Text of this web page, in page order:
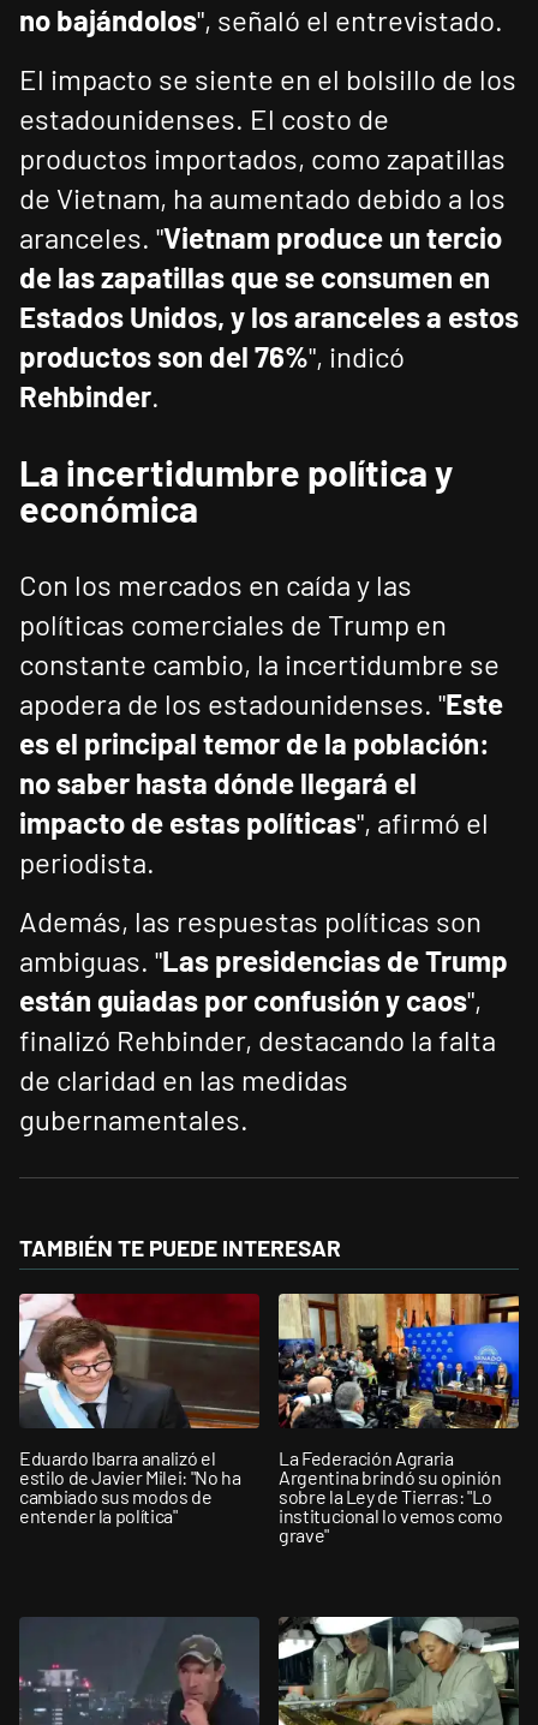
no bajándolos", señaló el entrevistado.
El impacto se siente en el bolsillo de los
estadounidenses. El costo de
productos importados, como zapatillas
de Vietnam, ha aumentado debido a los
aranceles. "Vietnam produce un tercio
de las zapatillas que se consumen en
Estados Unidos, y los aranceles a estos
productos son del 76%", indicó
Rehbinder.
La incertidumbre política y
económica
Con los mercados en caída y las
políticas comerciales de Trump en
constante cambio, la incertidumbre se
apodera de los estadounidenses. "Este
es el principal temor de la población:
no saber hasta dónde llegará el
impacto de estas políticas", afirmó el
periodista.
Además, las respuestas políticas son
ambiguas. "Las presidencias de Trump
están guiadas por confusión y caos",
finalizó Rehbinder, destacando la falta
de claridad en las medidas
gubernamentales.
TAMBIÉN TE PUEDE INTERESAR
Eduardo Ibarra analizó el
estilo de Javier Milei: "No ha
cambiado sus modos de
entender la política"
La Federación Agraria
Argentina brindó su opinión
sobre la Ley de Tierras: "Lo
institucional lo vemos como
grave"